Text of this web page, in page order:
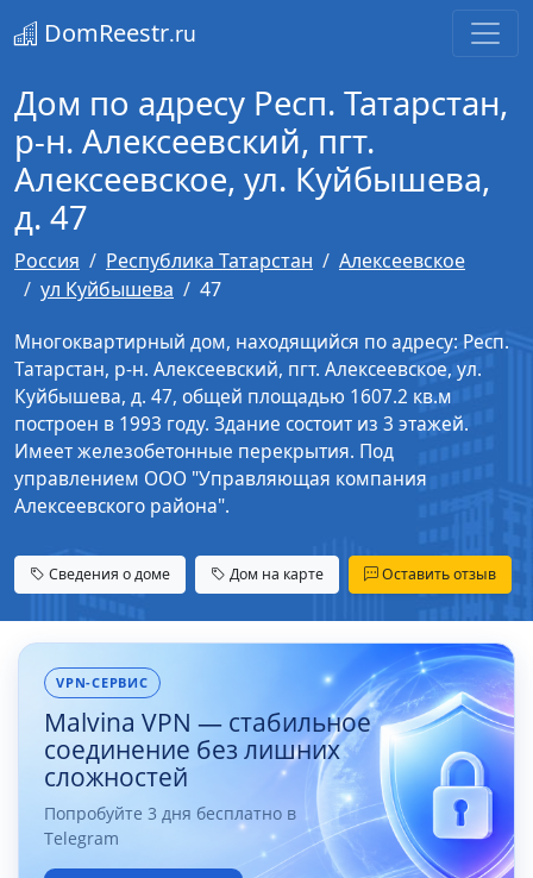
DomReestr.ru
Дом по адресу Респ. Татарстан,
р-н. Алексеевский, пгт.
Алексеевское, ул. Куйбышева,
д. 47
Россия Республика Татарстан
Алексеевское
ул Куйбышева
47
Многоквартирный дом, находящийся по адресу: Респ.
Татарстан, р-н. Алексеевский, пгт. Алексеевское, ул.
Куйбышева, д. 47, общей площадью 1607.2 кв.м
построен в 1993 году. Здание состоит из 3 этажей.
Имеет железобетонные перекрытия. Под
управлением ООО "Управляющая компания
Алексеевского района".
Сведения о доме Дом на карте Оставить отзыв
VPN-СЕРВИС
Malvina VPN — стабильное
соединение без лишних
сложностей
Попробуйте 3 дня бесплатно в
Telegram